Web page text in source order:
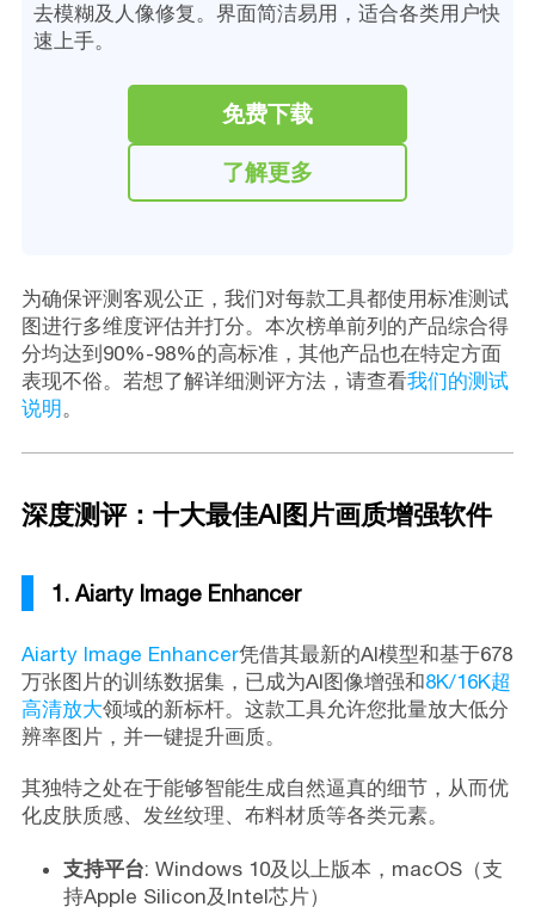
去模糊及人像修复。界面简洁易用，适合各类用户快
速上手。
免费下载
了解更多
为确保评测客观公正，我们对每款工具都使用标准测试
图进行多维度评估并打分。本次榜单前列的产品综合得
分均达到90%-98%的高标准，其他产品也在特定方面
表现不俗。若想了解详细测评方法，请查看我们的测试
说明。
深度测评：十大最佳AI图片画质增强软件
1. Aiarty Image Enhancer
Aiarty Image Enhancer凭借其最新的AI模型和基于678
万张图片的训练数据集，已成为AI图像增强和8K/16K超
高清放大领域的新标杆。这款工具允许您批量放大低分
辨率图片，并一键提升画质。
其独特之处在于能够智能生成自然逼真的细节，从而优
化皮肤质感、发丝纹理、布料材质等各类元素。
支持平台: Windows 10及以上版本，macOS（支
持Apple Silicon及Intel芯片）